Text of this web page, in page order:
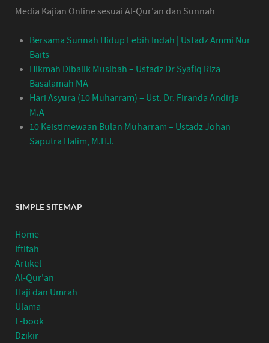
Media Kajian Online sesuai Al-Qur'an dan Sunnah
Bersama Sunnah Hidup Lebih Indah | Ustadz Ammi Nur
Baits
Hikmah Dibalik Musibah – Ustadz Dr Syafiq Riza
Basalamah MA
Hari Asyura (10 Muharram) – Ust. Dr. Firanda Andirja
M.A
10 Keistimewaan Bulan Muharram – Ustadz Johan
Saputra Halim, M.H.I.
SIMPLE SITEMAP
Home
Iftitah
Artikel
Al-Qur'an
Haji dan Umrah
Ulama
E-book
Dzikir